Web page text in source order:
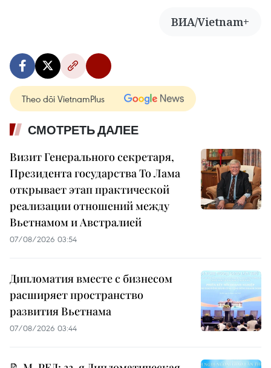
ВИА/Vietnam+
Theo dõi VietnamPlus
СМОТРЕТЬ ДАЛЕЕ
Визит Генерального секретаря,
Президента государства То Лама
открывает этап практической
реализации отношений между
Вьетнамом и Австралией
07/08/2026 03:54
Дипломатия вместе с бизнесом
расширяет пространство
развития Вьетнама
07/08/2026 03:44